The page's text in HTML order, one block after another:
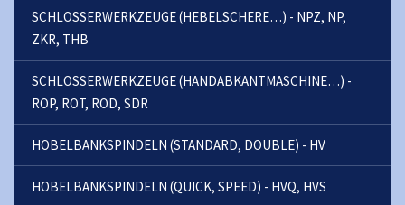
SCHLOSSERWERKZEUGE (HEBELSCHERE…) - NPZ, NP,
ZKR, THB
SCHLOSSERWERKZEUGE (HANDABKANTMASCHINE…) -
ROP, ROT, ROD, SDR
HOBELBANKSPINDELN (STANDARD, DOUBLE) - HV
HOBELBANKSPINDELN (QUICK, SPEED) - HVQ, HVS